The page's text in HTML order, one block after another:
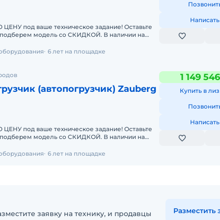
ваше техническое задание! Оставьте
модель со СКИДКОЙ. В наличии на
Написать
6 лет на площадке
(автопогрузчик) Zauberg
ваше техническое задание! Оставьте
модель со СКИДКОЙ. В наличии на
1 149
Купить в
Написать
6 лет на площадке
заявку на технику, и продавцы Разместить